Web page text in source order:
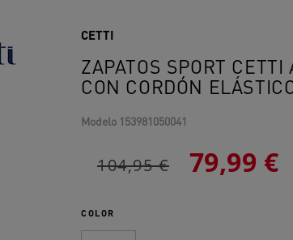
ZAPATOS SPORT CETTI
CON CORDÓN
CETTI
Modelo 153981050041
104,95 € 79,99 €
COLOR